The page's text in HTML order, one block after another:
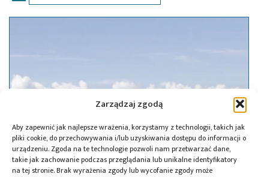
Zarządzaj zgodą
Aby zapewnić jak najlepsze wrażenia, korzystamy z technologii, takich jak
pliki cookie, do przechowywania i/lub uzyskiwania dostępu do informacji o
urządzeniu. Zgoda na te technologie pozwoli nam przetwarzać dane,
takie jak zachowanie podczas przeglądania lub unikalne identyfikatory
na tej stronie. Brak wyrażenia zgody lub wycofanie zgody może